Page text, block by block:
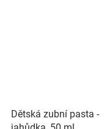
Dětská zubní pasta -